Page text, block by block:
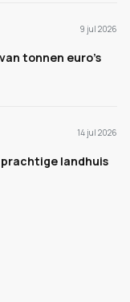
9 jul 2026
tonnen euro's
14 jul 2026
landhuis